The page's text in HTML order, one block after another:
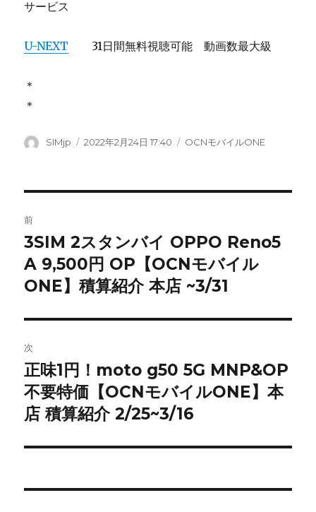
サービス
U-NEXT 31日間無料視聴可能 動画数最大級
＊
＊
投
SIMjp
投
2022年2月24日 17:40
カ
OCNモバイルONE
稿
ナ
ビ
ゲ
ー
シ
ョ
ン
前
前
の
投
3SIM 2スタンバイ OPPO Reno5
A 9,500円 OP【OCNモバイル
ONE】積算紹介 本店 ~3/31
次
次
の
投
正味1円！moto g50 5G MNP&OP
不要特価【OCNモバイルONE】本
店 積算紹介 2/25~3/16